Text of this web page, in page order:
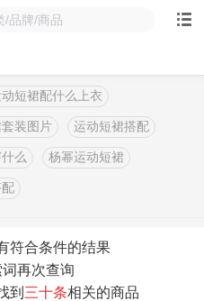
短裙配什么上衣
装图片 运动短裙搭配
么 杨幂运动短裙
符合条件的结果
再次查询
到 三十条相关的商品